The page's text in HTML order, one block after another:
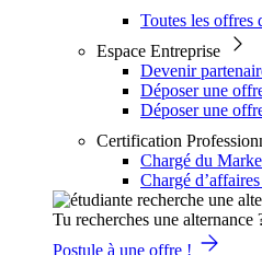
Toutes les offres
Espace Entreprise
Devenir
Déposer une
Déposer une
Certification
Chargé du
Chargé
Tu recherches une alternance
Postule à une offre !